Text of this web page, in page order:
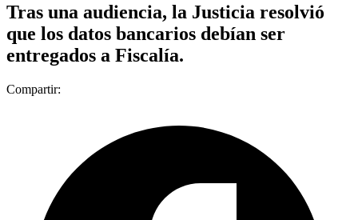
Tras una audiencia, la Justicia resolvió
que los datos bancarios debían ser
entregados a Fiscalía.
Compartir: